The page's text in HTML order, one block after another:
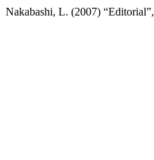
Nakabashi, L. (2007) “Editorial”,